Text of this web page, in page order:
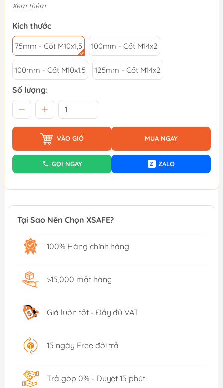
Xem thêm
Kích thước
75mm - Cốt M10x1,5 100mm - Cốt M14x2
100mm - Cốt M10x1.5 125mm - Cốt M14x2
Số lượng:
VÀO GIỎ MUA NGAY
GỌI NGAY Z ZALO
Tại Sao Nên Chọn XSAFE?
100% Hàng chính hãng
>15,000 mặt hàng
Giá luôn tốt - Đầy đủ VAT
15 ngày Free đổi trả
Trả góp 0% - Duyệt 15 phút